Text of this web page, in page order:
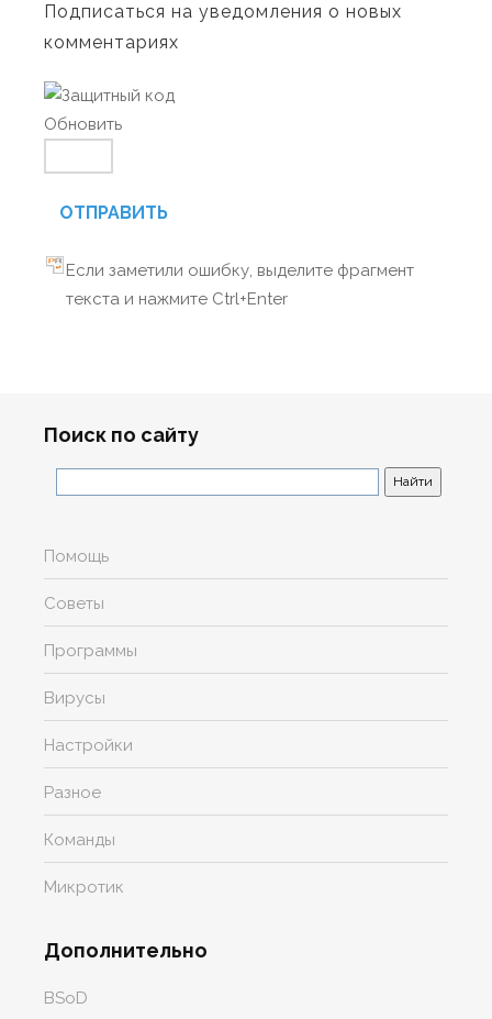
Подписаться на уведомления о новых
комментариях
Обновить
ОТПРАВИТЬ
Если заметили ошибку, выделите фрагмент
текста и нажмите Ctrl+Enter
Поиск по сайту
Помощь
Советы
Программы
Вирусы
Настройки
Разное
Команды
Микротик
Дополнительно
BSoD